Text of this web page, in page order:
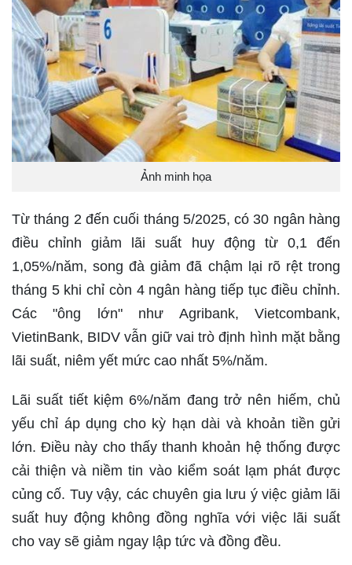
Ảnh minh họa
Từ tháng 2 đến cuối tháng 5/2025, có 30 ngân hàng
điều chỉnh giảm lãi suất huy động từ 0,1 đến
1,05%/năm, song đà giảm đã chậm lại rõ rệt trong
tháng 5 khi chỉ còn 4 ngân hàng tiếp tục điều chỉnh.
Các "ông lớn" như Agribank, Vietcombank,
VietinBank, BIDV vẫn giữ vai trò định hình mặt bằng
lãi suất, niêm yết mức cao nhất 5%/năm.
Lãi suất tiết kiệm 6%/năm đang trở nên hiếm, chủ
yếu chỉ áp dụng cho kỳ hạn dài và khoản tiền gửi
lớn. Điều này cho thấy thanh khoản hệ thống được
cải thiện và niềm tin vào kiểm soát lạm phát được
củng cố. Tuy vậy, các chuyên gia lưu ý việc giảm lãi
suất huy động không đồng nghĩa với việc lãi suất
cho vay sẽ giảm ngay lập tức và đồng đều.